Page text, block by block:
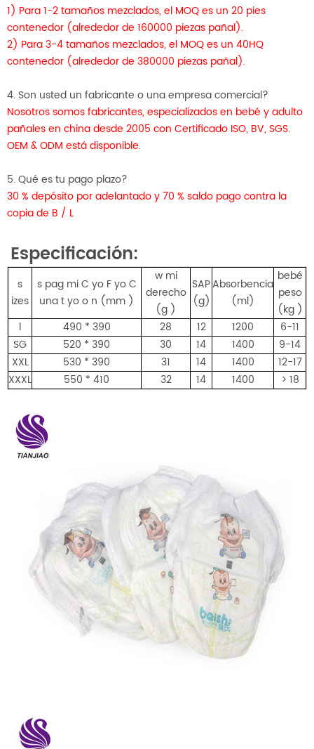
1) Para 1-2 tamaños mezclados, el MOQ es un 20 pies
contenedor (alrededor de 160000 piezas pañal).
2) Para 3-4 tamaños mezclados, el MOQ es un 40HQ
contenedor (alrededor de 380000 piezas pañal).
4. Son usted un fabricante o una empresa comercial?
Nosotros somos fabricantes, especializados en bebé y adulto
pañales en china desde 2005 con Certificado ISO, BV, SGS.
OEM & ODM está disponible.
5. Qué es tu pago plazo?
30 % depósito por adelantado y 70 % saldo pago contra la
copia de B / L
Especificación:
s
izes
spagmiC yoFyoC
unatyoo n (mm )
wmi
derecho
(g )
SAP
(g)
Absorbencia
(ml)
bebé
peso
(kg )
l
490 * 390 28 12 1200
6-11
SG
520 * 390 30 14 1400
9-14
XXL
530 * 390 31 14 1400
12-17
XXXL
550 * 410 32 14 1400 > 18